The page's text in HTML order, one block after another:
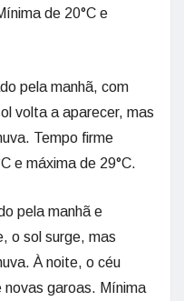
de 20°C e
pela manhã, com
volta a aparecer, mas
Tempo firme
e máxima de 29°C.
pela manhã e
o sol surge, mas
À noite, o céu
novas garoas. Mínima